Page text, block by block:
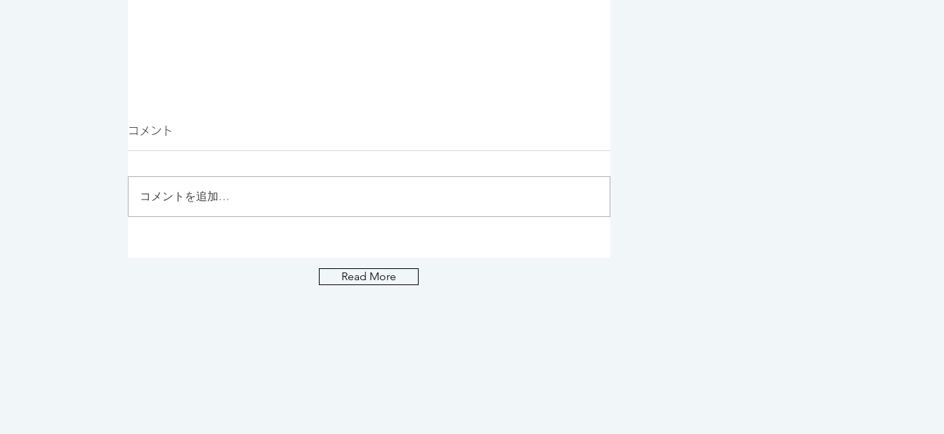
キーが、 小腹が空いた時に最適
コメント
コメントを追加…
Read More